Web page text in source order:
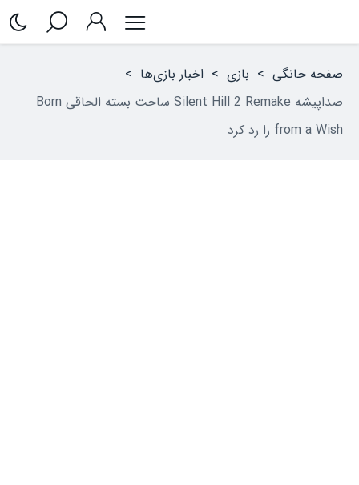
صفحه خانگی > بازی > اخبار بازی‌ها >
صداپیشه Silent Hill 2 Remake ساخت بسته الحاقی Born
from a Wish را رد کرد